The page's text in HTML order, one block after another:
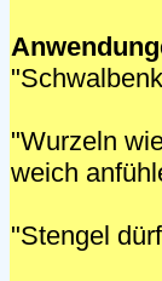
"Wurzeln
weich
"Stengel